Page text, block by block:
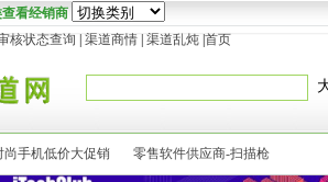
看经销商
核状态查询 渠道商情 渠道乱炖 首页
尚手机低价大促销 零售软件供应商-扫描枪